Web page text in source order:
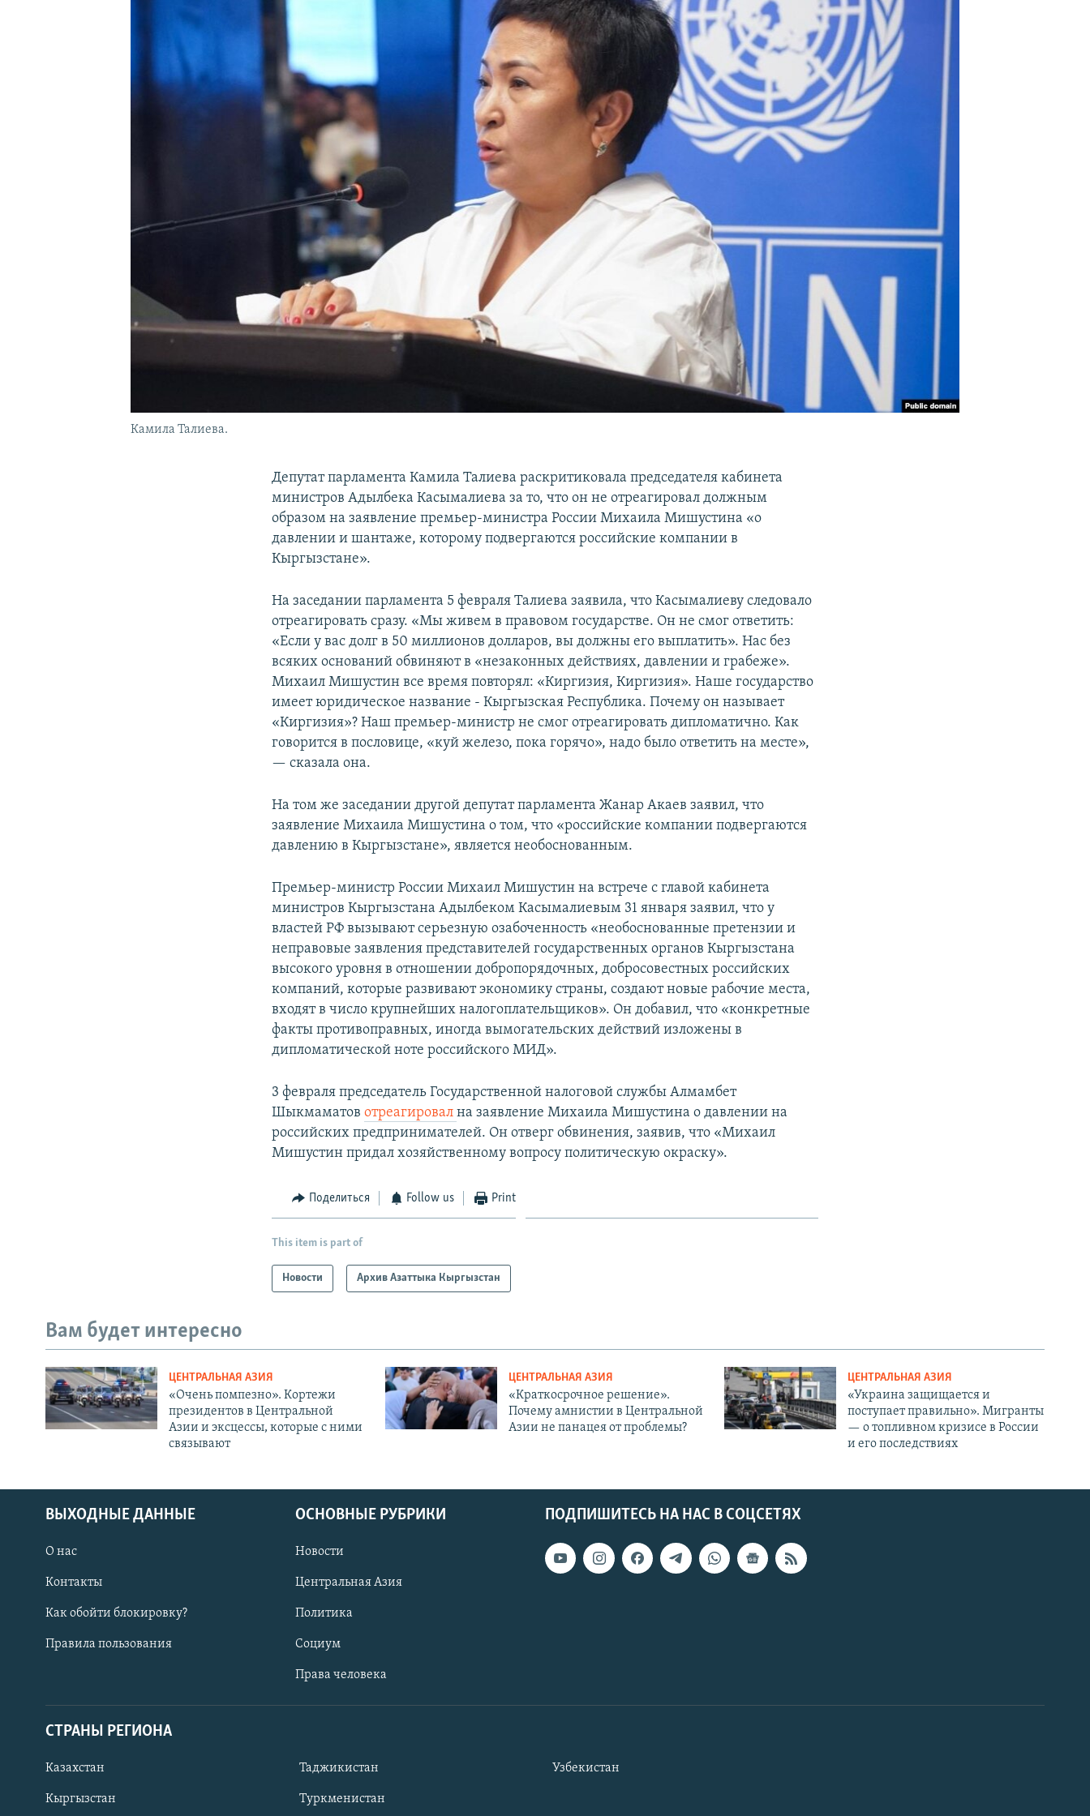
Камила Талиева.
Депутат парламента Камила Талиева раскритиковала председателя кабинета
министров Адылбека Касымалиева за то, что он не отреагировал должным
образом на заявление премьер-министра России Михаила Мишустина «о
давлении и шантаже, которому подвергаются российские компании в
Кыргызстане».
На заседании парламента 5 февраля Талиева заявила, что Касымалиеву следовало
отреагировать сразу. «Мы живем в правовом государстве. Он не смог ответить:
«Если у вас долг в 50 миллионов долларов, вы должны его выплатить». Нас без
всяких оснований обвиняют в «незаконных действиях, давлении и грабеже».
Михаил Мишустин все время повторял: «Киргизия, Киргизия». Наше государство
имеет юридическое название - Кыргызская Республика. Почему он называет
«Киргизия»? Наш премьер-министр не смог отреагировать дипломатично. Как
говорится в пословице, «куй железо, пока горячо», надо было ответить на месте»,
— сказала она.
На том же заседании другой депутат парламента Жанар Акаев заявил, что
заявление Михаила Мишустина о том, что «российские компании подвергаются
давлению в Кыргызстане», является необоснованным.
Премьер-министр России Михаил Мишустин на встрече с главой кабинета
министров Кыргызстана Адылбеком Касымалиевым 31 января заявил, что у
властей РФ вызывают серьезную озабоченность «необоснованные претензии и
неправовые заявления представителей государственных органов Кыргызстана
высокого уровня в отношении добропорядочных, добросовестных российских
компаний, которые развивают экономику страны, создают новые рабочие места,
входят в число крупнейших налогоплательщиков». Он добавил, что «конкретные
факты противоправных, иногда вымогательских действий изложены в
дипломатической ноте российского МИД».
3 февраля председатель Государственной налоговой службы Алмамбет
Шыкмаматовотреагировална заявление Михаила Мишустина о давлении на
российских предпринимателей. Он отверг обвинения, заявив, что «Михаил
Мишустин придал хозяйственному вопросу политическую окраску».
Поделиться Follow us Print
This item is part of
Новости Архив Азаттыка Кыргызстан
Вам будет интересно
ЦЕНТРАЛЬНАЯ АЗИЯ
«Очень помпезно». Кортежи
президентов в Центральной
Азии и эксцессы, которые с ними
связывают
ЦЕНТРАЛЬНАЯ АЗИЯ
«Краткосрочное решение».
Почему амнистии в Центральной
Азии не панацея от проблемы?
ЦЕНТРАЛЬНАЯ АЗИЯ
«Украина защищается и
поступает правильно». Мигранты
— о топливном кризисе в России
и его последствиях
ПОДПИШИТЕСЬ НА НАС В СОЦСЕТЯХ
ВЫХОДНЫЕ ДАННЫЕ
О нас
Контакты
Как обойти блокировку?
Правила пользования
ОСНОВНЫЕ РУБРИКИ
Новости
Центральная Азия
Политика
Социум
Права человека
СТРАНЫ РЕГИОНА
Казахстан
Кыргызстан
Таджикистан
Туркменистан
Узбекистан